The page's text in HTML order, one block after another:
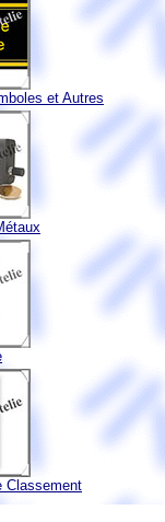
et Autres
Classement